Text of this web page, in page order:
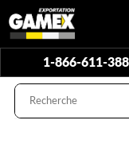
1-866-611-